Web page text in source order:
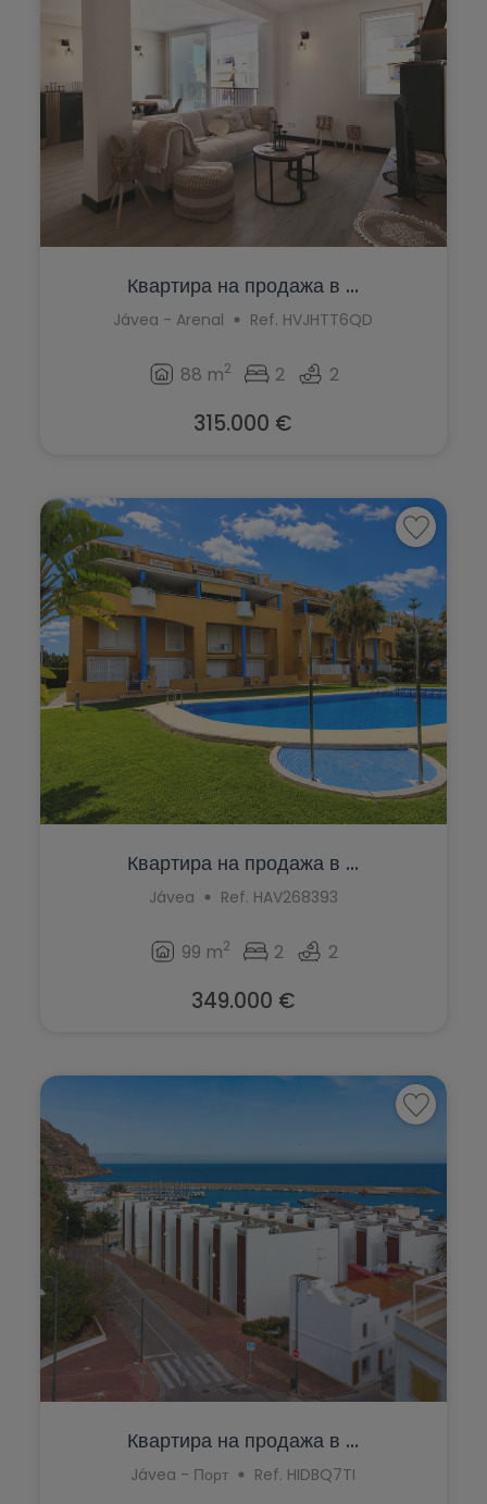
Llíber
Los Montesinos
Monforte del Cid
Muchamiel
Ondara
Orba
Orihuela
Orihuela Costa
Parcent
Pedreguer
Pego
Penáguila
San Miguel de Salinas
San Pedro del Pinatar
Santa Pola
Sax
Teulada
Torrevieja
Jávea
La Font d'en Carròs
La Marina
La Xara
Llíber
Monforte del Cid
Murla
Mutxamel
Oliva
Ondara
Orba
Orihuela
Orihuela Costa
Parcent
Pedreguer
Pilar de la Horadada
Polop
Ráfol de Almunia
Relleu
Rojales
Sagra
San Miguel de Salinas
San Pedro del Pinatar
Квартира на продажа в ...
Jávea - Arenal Ref. HVJHTT6QD
88 m2 2 2
315.000 €
Квартира на продажа в ...
Jávea Ref. HAV268393
99 m2 2 2
349.000 €
Квартира на продажа в ...
Jávea - Порт Ref. HIDBQ7TI